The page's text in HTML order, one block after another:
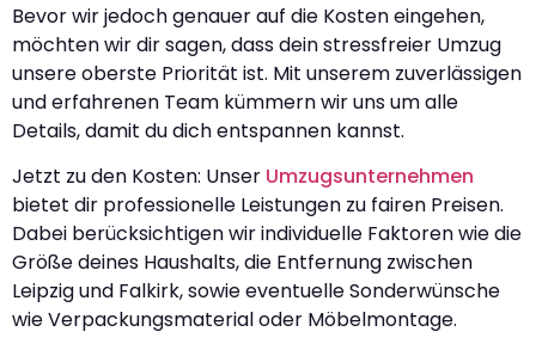
Bevor wir jedoch genauer auf die Kosten eingehen,
möchten wir dir sagen, dass dein stressfreier Umzug
unsere oberste Priorität ist. Mit unserem zuverlässigen
und erfahrenen Team kümmern wir uns um alle
Details, damit du dich entspannen kannst.
Jetzt zu den Kosten: Unser Umzugsunternehmen
bietet dir professionelle Leistungen zu fairen Preisen.
Dabei berücksichtigen wir individuelle Faktoren wie die
Größe deines Haushalts, die Entfernung zwischen
Leipzig und Falkirk, sowie eventuelle Sonderwünsche
wie Verpackungsmaterial oder Möbelmontage.